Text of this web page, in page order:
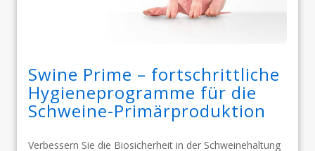
Swine Prime – fortschrittliche
Hygieneprogramme für die
Schweine-Primärproduktion
Verbessern Sie die Biosicherheit in der Schweinehaltung